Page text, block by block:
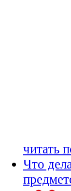
читать
Что